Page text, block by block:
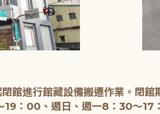
館進行館藏設備搬遷作業。閉
19：00、週日、週一8：30～17